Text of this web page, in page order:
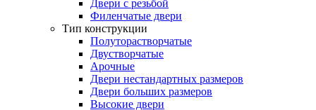
Двери с резьбой
Филенчатые двери
Тип конструкции
Полуторастворчатые
Двустворчатые
Арочные
Двери нестандартных размеров
Двери больших размеров
Высокие двери